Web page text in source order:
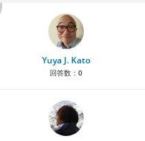
Yuya J. Kato
回答数： 0